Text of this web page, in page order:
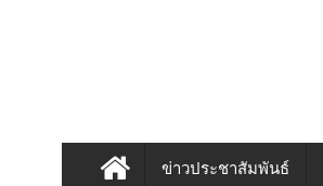
ข่าวประชาสัมพันธ์